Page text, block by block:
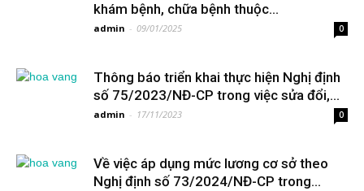
khám bệnh, chữa bệnh thuộc...
admin - 09/01/2025 0
Thông báo triển khai thực hiện Nghị định
số 75/2023/NĐ-CP trong việc sửa đổi,...
admin - 17/11/2023 0
Về việc áp dụng mức lương cơ sở theo
Nghị định số 73/2024/NĐ-CP trong...